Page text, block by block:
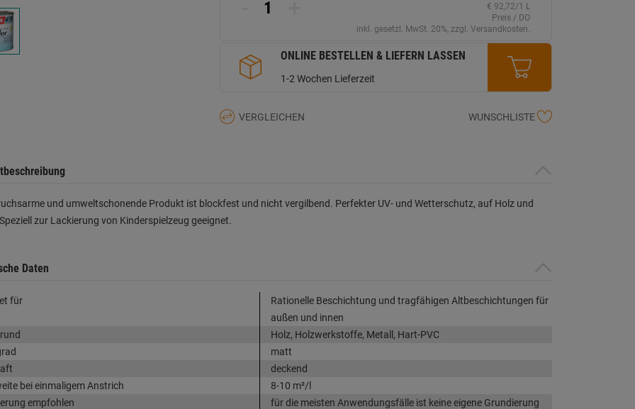
€ 92,72/1 L
Preis / DO
inkl. gesetzl. MwSt. 20%, zzgl. Versandkosten.
ONLINE BESTELLEN & LIEFERN LASSEN
1-2 Wochen Lieferzeit
VERGLEICHEN WUNSCHLISTE
und umweltschonende Produkt ist blockfest und nicht vergilbend. Perfekter UV- und Wetterschutz, auf Holz und
zur Lackierung von Kinderspielzeug geeignet.
Daten
für
Rationelle Beschichtung und tragfähigen Altbeschichtungen für
außen und innen
Holz, Holzwerkstoffe, Metall, Hart-PVC
matt
deckend
bei einmaligem Anstrich
8-10 m²/l
empfohlen
für die meisten Anwendungsfälle ist keine eigene Grundierung